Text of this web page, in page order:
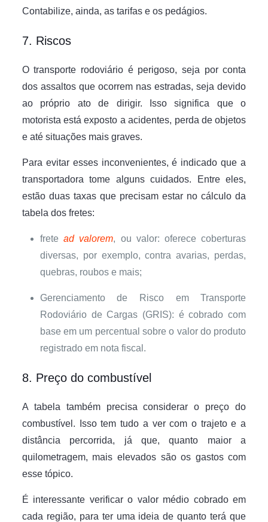
Contabilize, ainda, as tarifas e os pedágios.
7. Riscos
O transporte rodoviário é perigoso, seja por conta
dos assaltos que ocorrem nas estradas, seja devido
ao próprio ato de dirigir. Isso significa que o
motorista está exposto a acidentes, perda de objetos
e até situações mais graves.
Para evitar esses inconvenientes, é indicado que a
transportadora tome alguns cuidados. Entre eles,
estão duas taxas que precisam estar no cálculo da
tabela dos fretes:
fretead valorem, ou valor: oferece coberturas
diversas, por exemplo, contra avarias, perdas,
quebras, roubos e mais;
Gerenciamento de Risco em Transporte
Rodoviário de Cargas (GRIS): é cobrado com
base em um percentual sobre o valor do produto
registrado em nota fiscal.
8. Preço do combustível
A tabela também precisa considerar o preço do
combustível. Isso tem tudo a ver com o trajeto e a
distância percorrida, já que, quanto maior a
quilometragem, mais elevados são os gastos com
esse tópico.
É interessante verificar o valor médio cobrado em
cada região, para ter uma ideia de quanto terá que